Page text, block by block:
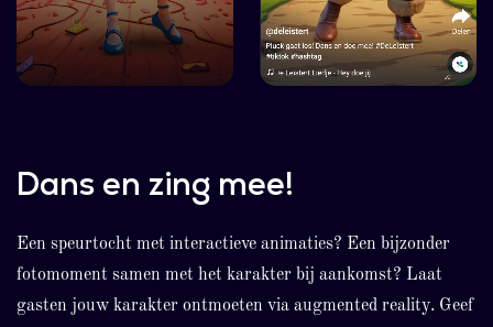
Dans en zing mee!
Een speurtocht met interactieve animaties? Een bijzonder
fotomoment samen met het karakter bij aankomst? Laat
gasten jouw karakter ontmoeten via augmented reality. Geef